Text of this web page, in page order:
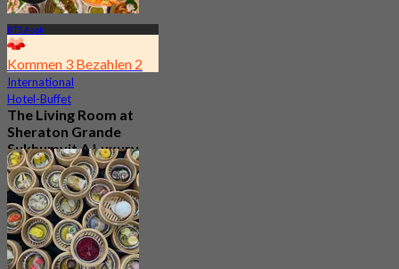
BTS Asok
Kommen 3 Bezahlen 2
International
Hotel-Buffet
The Living Room at
Sheraton Grande
Sukhumvit A Luxury
Collection Hotel
4.9
1.1K Gebucht
Aus฿ 350